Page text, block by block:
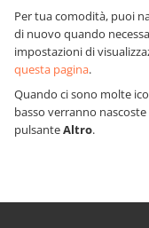
Per tua comodità, puoi
di nuovo quando
impostazioni di
questa pagina.
Quando ci sono molte
basso verranno
pulsanteAltro.